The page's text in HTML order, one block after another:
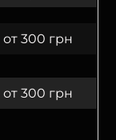
от 300 грн
от 300 грн